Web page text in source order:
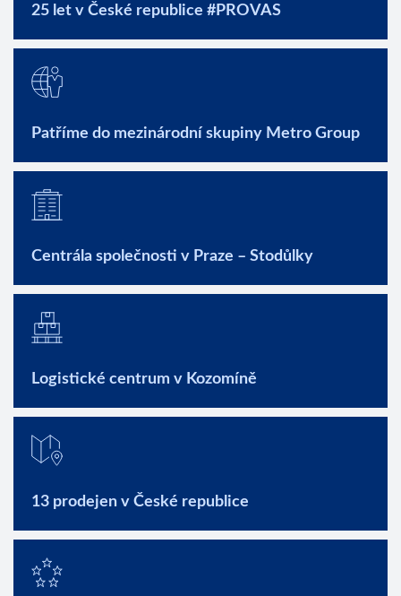
25 let v České republice #PROVAS
Patříme do mezinárodní skupiny Metro Group
Centrála společnosti v Praze – Stodůlky
Logistické centrum v Kozomíně
13 prodejen v České republice